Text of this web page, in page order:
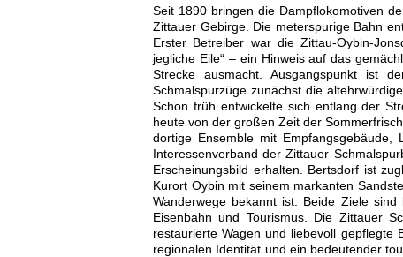
Seit 1890 bringen die Dampflokomotiven
Zittauer Gebirge. Die meterspurige Bahn
Erster Betreiber war die Zittau-Oybin-
jegliche Eile“ – ein Hinweis auf das
Strecke ausmacht. Ausgangspunkt ist
Schmalspurzüge zunächst die
Schon früh entwickelte sich entlang der
heute von der großen Zeit der
dortige Ensemble mit Empfangsgebäude,
Interessenverband der Zittauer
Erscheinungsbild erhalten. Bertsdorf ist
Kurort Oybin mit seinem markanten
Wanderwege bekannt ist. Beide Ziele
Eisenbahn und Tourismus. Die Zittauer
restaurierte Wagen und liebevoll
regionalen Identität und ein bedeutender